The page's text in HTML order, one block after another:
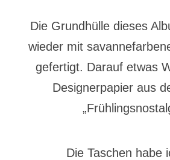
Die Grundhülle dieses
wieder mit
gefertigt. Darauf etwas
Designerpapier aus
Die Taschen habe